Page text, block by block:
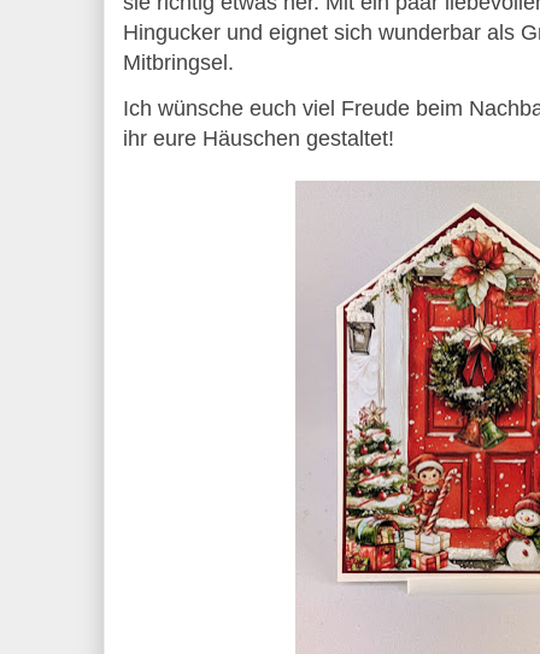
Hingucker und eignet sich wunderbar als
Mitbringsel.
Ich wünsche euch viel Freude beim
ihr eure Häuschen gestaltet!